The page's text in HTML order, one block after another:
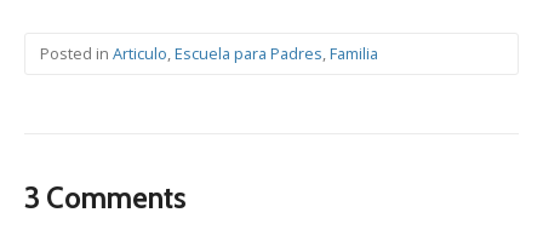
Posted in Articulo,Escuela para Padres,Familia
3 Comments